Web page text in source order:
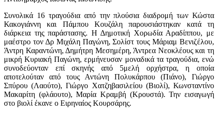
Συνολικά 16 τραγούδια από την πλούσια διαδρομή των Κώστα
Κακογιάννη και Πάμπου Κουζάλη παρουσιάστηκαν κατά τη
διάρκεια της παράστασης. Η Δημοτική Χορωδία Αραδίππου, με
μαέστρο τον Δρ Μιχάλη Παγώνη, Σολίστ τους Μάριαμ Βενιζέλου,
Άντρη Καραντώνη, Δημήτρη Μεσημέρη, Άντρεα Νεοκλέους και τη
μικρή Κυριακή Παγώνη, ερμήνευσαν μοναδικά τα τραγούδια, ενώ
συνοδεύονταν επί σκηνής από 5μελή ορχήστρα, η οποία
αποτελούταν από τους Αντώνη Πολυκάρπου (Πιάνο), Γιώργο
Σπύρου (Λαούτο), Γιώργο Χατζηβασιλείου (Βιολί), Κωνσταντίνο
Μακαρίτη (φλάουτο), Μαρία Κραμβή (Κρουστά). Την εισαγωγή
στο βιολί έκανε ο Ειρηναίος Κουρσάρης.